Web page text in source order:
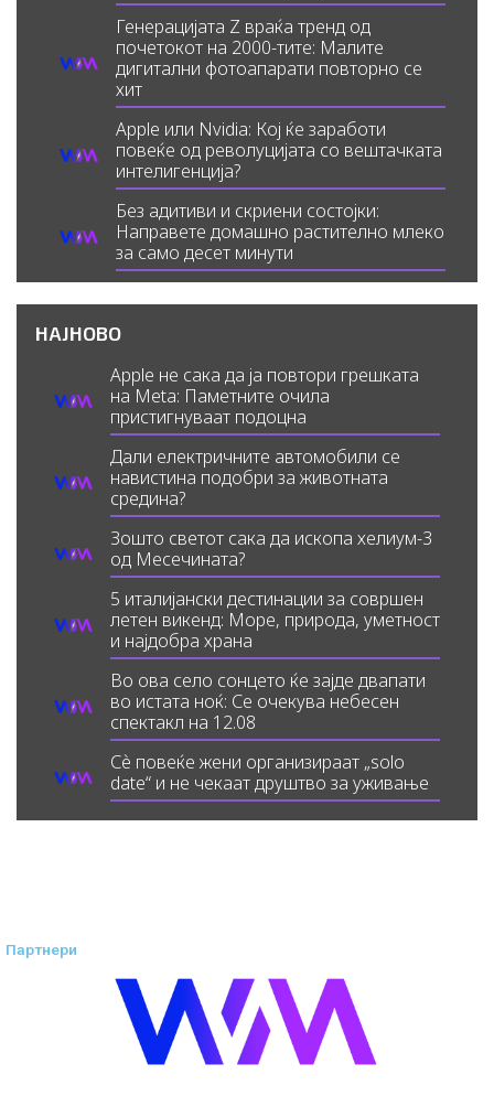
Генерацијата Z враќа тренд од
почетокот на 2000-тите: Малите
дигитални фотоапарати повторно се
хит
Apple или Nvidia: Кој ќе заработи
повеќе од револуцијата со вештачката
интелигенција?
Без адитиви и скриени состојки:
Направете домашно растително млеко
за само десет минути
НАЈНОВО
Apple не сака да ја повтори грешката
на Meta: Паметните очила
пристигнуваат подоцна
Дали електричните автомобили се
навистина подобри за животната
средина?
Зошто светот сака да ископа хелиум-3
од Месечината?
5 италијански дестинации за совршен
летен викенд: Море, природа, уметност
и најдобра храна
Во ова село сонцето ќе зајде двапати
во истата ноќ: Се очекува небесен
спектакл на 12.08
Сè повеќе жени организираат „solo
date“ и не чекаат друштво за уживање
Партнери